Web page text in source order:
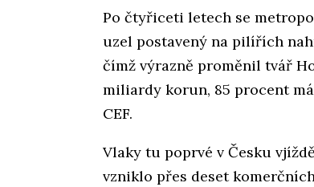
Po čtyřiceti letech se
uzel postavený na pilířích
čímž výrazně proměnil tvář
miliardy korun, 85 procent
CEF.
Vlaky tu poprvé v Česku
vzniklo přes deset